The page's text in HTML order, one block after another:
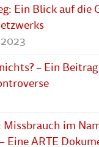
Ein Blick auf die
– Ein
im
Eine ARTE